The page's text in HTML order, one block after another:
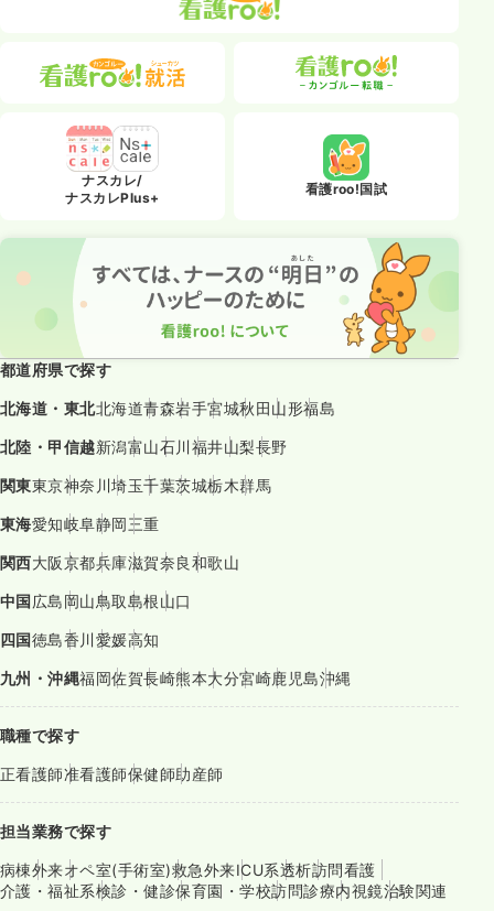
ナスカレ/
ナスカレPlus+
看護roo!国試
都道府県で探す
北海道・東北北海道青森岩手宮城秋田山形福島
北陸・甲信越新潟富山石川福井山梨長野
関東東京神奈川埼玉千葉茨城栃木群馬
東海愛知岐阜静岡三重
関西大阪京都兵庫滋賀奈良和歌山
中国広島岡山鳥取島根山口
四国徳島香川愛媛高知
九州・沖縄福岡佐賀長崎熊本大分宮崎鹿児島沖縄
職種で探す
正看護師准看護師保健師助産師
担当業務で探す
病棟外来オペ室(手術室)救急外来ICU系透析訪問看護
介護・福祉系検診・健診保育園・学校訪問診療内視鏡治験関連